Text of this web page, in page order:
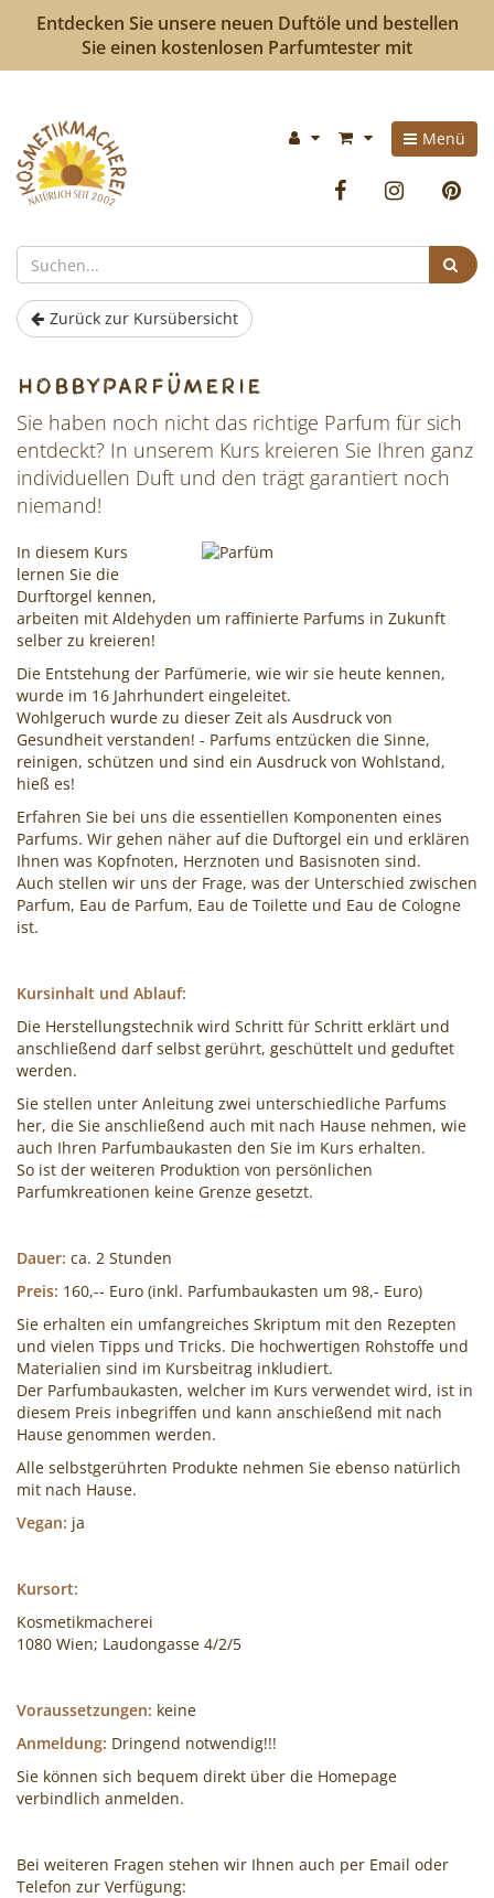
Entdecken Sie unsere neuen Duftöle und bestellen
Sie einen kostenlosen Parfumtester mit
Kosmetikmacherei
-
selbermachen
ist
so
einfach
wie
bunte
Cocktails
mixen!
Im
Menü
Facebook
Zurück zur Kursübersicht
Hobbyparfümerie
Sie haben noch nicht das richtige Parfum für sich
entdeckt? In unserem Kurs kreieren Sie Ihren ganz
individuellen Duft und den trägt garantiert noch
niemand!
In diesem Kurs
lernen Sie die
Durftorgel kennen,
arbeiten mit Aldehyden um raffinierte Parfums in Zukunft
selber zu kreieren!
Die Entstehung der Parfümerie, wie wir sie heute kennen,
wurde im 16 Jahrhundert eingeleitet.
Wohlgeruch wurde zu dieser Zeit als Ausdruck von
Gesundheit verstanden! - Parfums entzücken die Sinne,
reinigen, schützen und sind ein Ausdruck von Wohlstand,
hieß es!
Erfahren Sie bei uns die essentiellen Komponenten eines
Parfums. Wir gehen näher auf die Duftorgel ein und erklären
Ihnen was Kopfnoten, Herznoten und Basisnoten sind.
Auch stellen wir uns der Frage, was der Unterschied zwischen
Parfum, Eau de Parfum, Eau de Toilette und Eau de Cologne
ist.
Kursinhalt und Ablauf:
Die Herstellungstechnik wird Schritt für Schritt erklärt und
anschließend darf selbst gerührt, geschüttelt und geduftet
werden.
Sie stellen unter Anleitung zwei unterschiedliche Parfums
her, die Sie anschließend auch mit nach Hause nehmen, wie
auch Ihren Parfumbaukasten den Sie im Kurs erhalten.
So ist der weiteren Produktion von persönlichen
Parfumkreationen keine Grenze gesetzt.
Dauer: ca. 2 Stunden
Preis: 160,-- Euro (inkl. Parfumbaukasten um 98,- Euro)
Sie erhalten ein umfangreiches Skriptum mit den Rezepten
und vielen Tipps und Tricks. Die hochwertigen Rohstoffe und
Materialien sind im Kursbeitrag inkludiert.
Der Parfumbaukasten, welcher im Kurs verwendet wird, ist in
diesem Preis inbegriffen und kann anschießend mit nach
Hause genommen werden.
Alle selbstgerührten Produkte nehmen Sie ebenso natürlich
mit nach Hause.
Vegan: ja
Kursort:
Kosmetikmacherei
1080 Wien; Laudongasse 4/2/5
Voraussetzungen: keine
Anmeldung: Dringend notwendig!!!
Sie können sich bequem direkt über die Homepage
verbindlich anmelden.
Bei weiteren Fragen stehen wir Ihnen auch per Email oder
Telefon zur Verfügung: